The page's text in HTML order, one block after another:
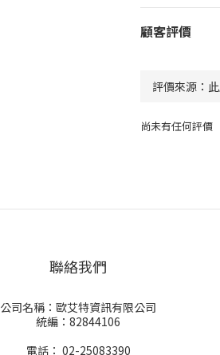
顧客評價
尚未有任何評價
聯絡我們
公司名稱：歐艾特資訊有限公司
統編：82844106
電話： 02-25083390